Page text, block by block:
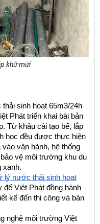
khử mừi
sinh hoạt 65m3/24h
Phát triển khai bài bản
Từ khâu cải tạo bể, lắp
học đều được thực hiện
vận hành, hệ thống
vệ môi trường khu du
xanh.
lý nước thải sinh hoạt
để Việt Phát đồng hành
kế đến thi công và bàn
nghệ môi trường Việt